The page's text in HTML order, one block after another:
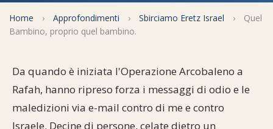
Pubblicazioni
La tradizione orale
Documenti storici
Momenti di Torah
Convertitore di date
Vendita del chametz
F.A.Q.
Mappa del sito
Spunti Feste e ricorrenze
Commenti alla Torah
Perle dal Talmud
Cultura e società
Aspetti di vita ebraica
Partecipa Comunità ebraiche
Mangiare casher
Home › Approfondimenti › Sbirciamo Eretz Israel ›
Quel
Bambino, proprio quel bambino.
Da quando è iniziata l'Operazione Arcobaleno a
Rafah, hanno ripreso forza i messaggi di odio e le
maledizioni via e-mail contro di me e contro
Israele. Decine di persone, celate dietro un